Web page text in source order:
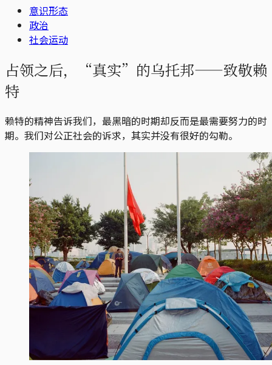
意识形态
政治
社会运动
占领之后，“真实”的乌托邦——致敬赖
特
赖特的精神告诉我们，最黑暗的时期却反而是最需要努力的时
期。我们对公正社会的诉求，其实并没有很好的勾勒。